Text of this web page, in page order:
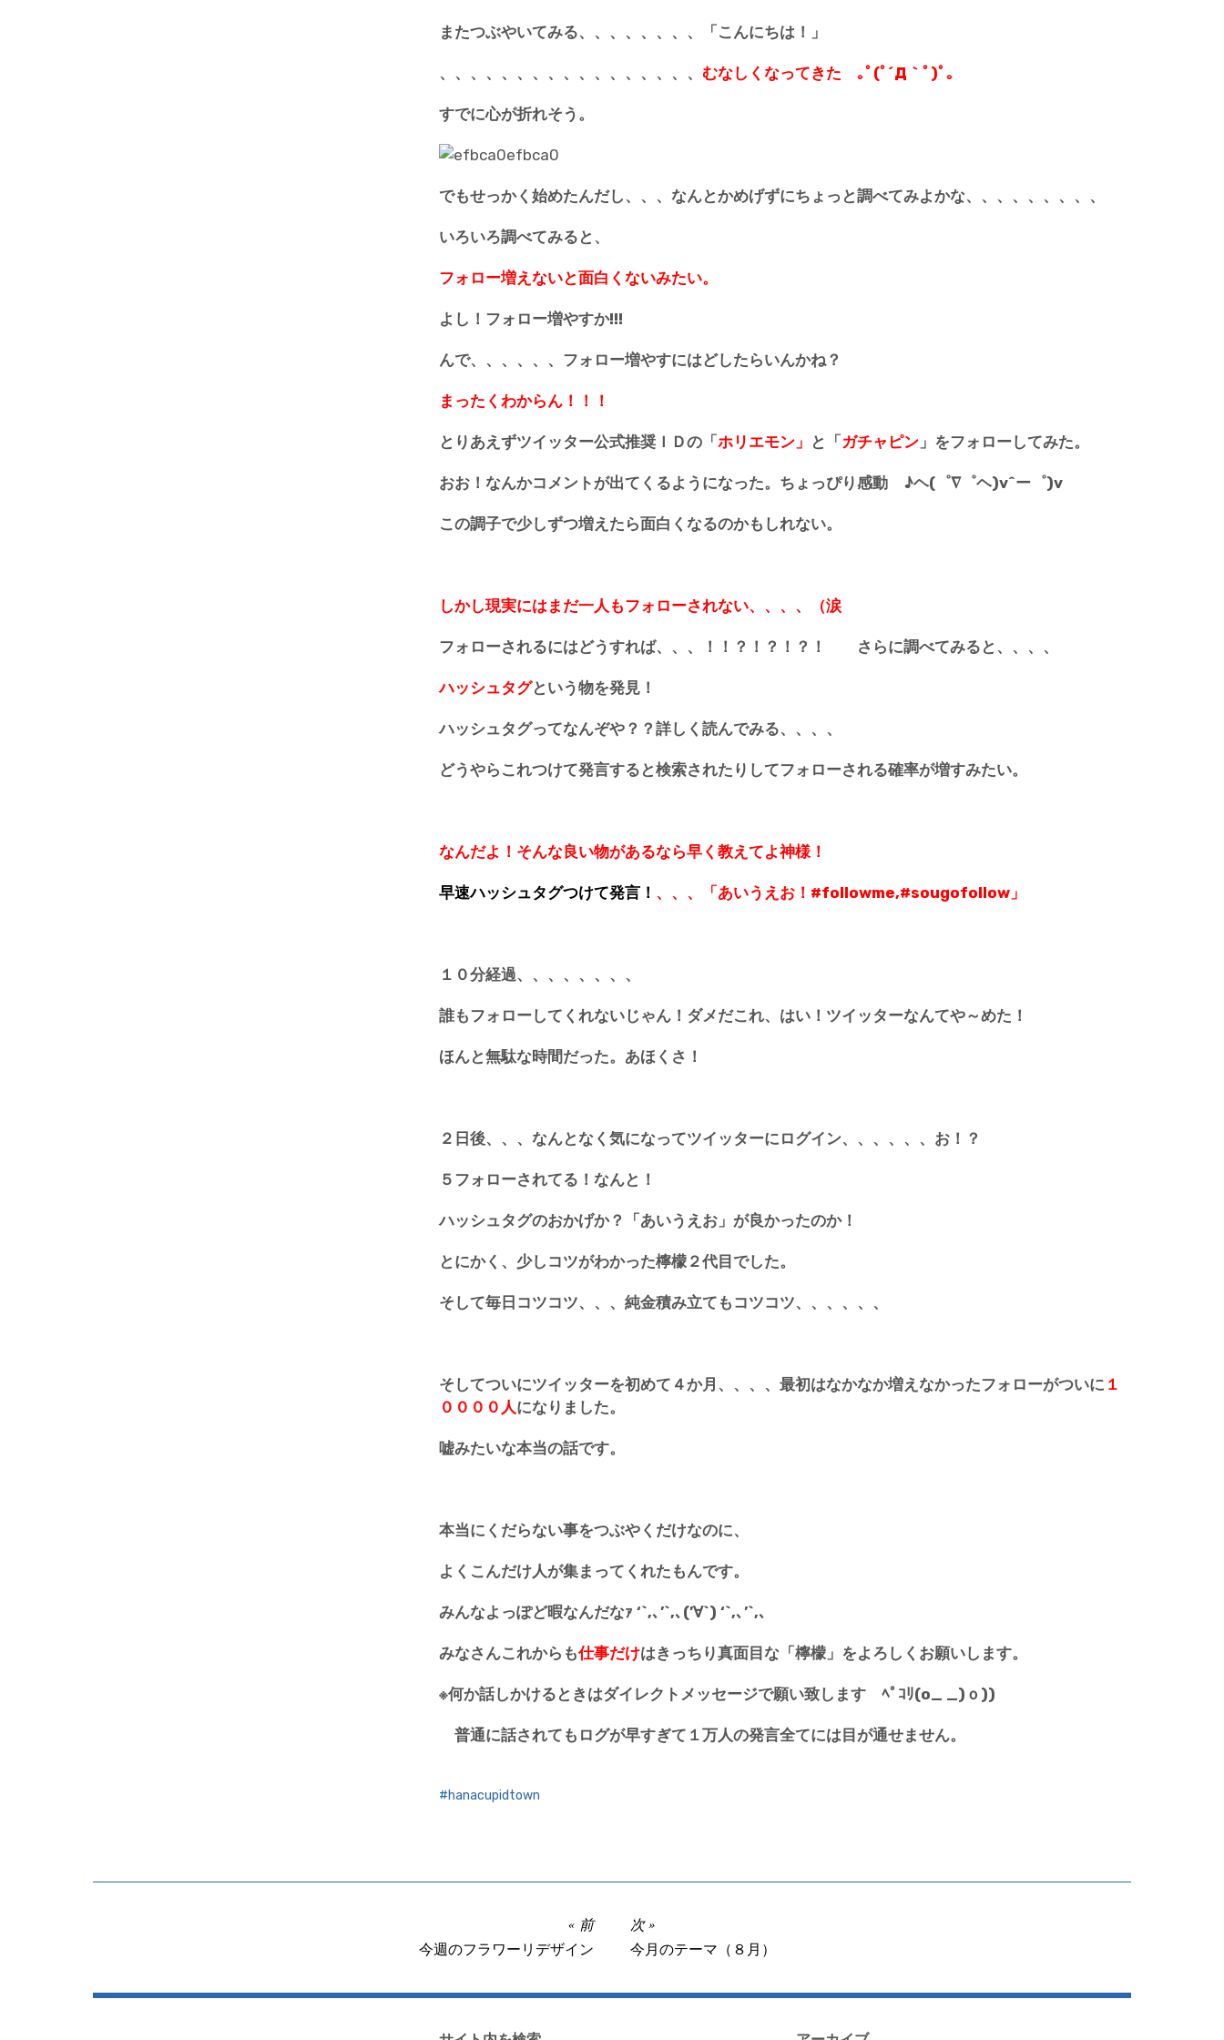
またつぶやいてみる、、、、、、、、「こんにちは！」
、、、、、、、、、、、、、、、、、 むなしくなってきた ｡ﾟ(ﾟ´Д｀ﾟ)ﾟ｡
すでに心が折れそう。
でもせっかく始めたんだし、、、なんとかめげずにちょっと調べてみよかな、、、、、、、、、
いろいろ調べてみると、
フォロー増えないと面白くないみたい。
よし！フォロー増やすか!!!
んで、、、、、、フォロー増やすにはどしたらいんかね？
まったくわからん！！！
とりあえずツイッター公式推奨ＩＤの「ホリエモン」 と「 ガチャピン 」をフォローしてみた。
おお！なんかコメントが出てくるようになった。ちょっぴり感動 ♪ヘ(゜∇゜ヘ)v^ー゜)v
この調子で少しずつ増えたら面白くなるのかもしれない。
しかし現実にはまだ一人もフォローされない、、、、（涙
フォローされるにはどうすれば、、、！！？！？！？！ さらに調べてみると、、、、
ハッシュタグという物を発見！
ハッシュタグってなんぞや？？詳しく読んでみる、、、、
どうやらこれつけて発言すると検索されたりしてフォローされる確率が増すみたい。
なんだよ！そんな良い物があるなら早く教えてよ神様！
早速ハッシュタグつけて発言！ 、、、「あいうえお！#followme,#sougofollow」
１０分経過、、、、、、、、
誰もフォローしてくれないじゃん！ダメだこれ、はい！ツイッターなんてや～めた！
ほんと無駄な時間だった。あほくさ！
２日後、、、なんとなく気になってツイッターにログイン、、、、、、お！？
５フォローされてる！なんと！
ハッシュタグのおかげか？「あいうえお」が良かったのか！
とにかく、少しコツがわかった檸檬２代目でした。
そして毎日コツコツ、、、純金積み立てもコツコツ、、、、、、
そしてついにツイッターを初めて４か月、、、、最初はなかなか増えなかったフォローがついに １
００００人になりました。
嘘みたいな本当の話です。
本当にくだらない事をつぶやくだけなのに、
よくこんだけ人が集まってくれたもんです。
みんなよっぽど暇なんだなｧ ‘`,､’`,､(’∀`) ‘`,､’`,､
みなさんこれからも仕事だけはきっちり真面目な「檸檬」をよろしくお願いします。
※何か話しかけるときはダイレクトメッセージで願い致します ﾍﾟｺﾘ(o_ _)ｏ))
普通に話されてもログが早すぎて１万人の発言全てには目が通せません。
hanacupidtown
前
今週のフラワーリデザイン
次
今月のテーマ（８月）